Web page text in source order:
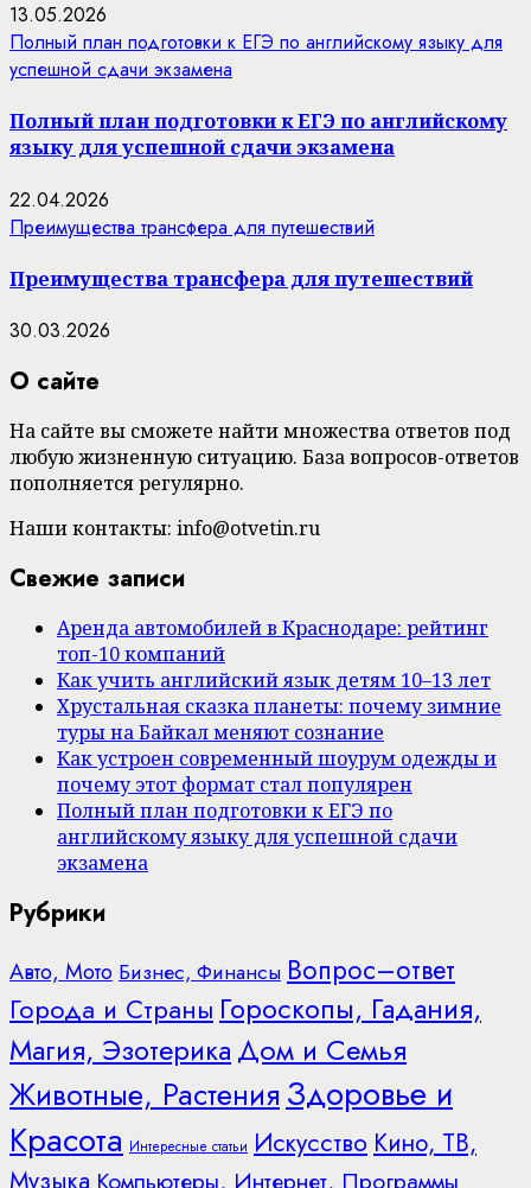
13.05.2026
Полный план подготовки к ЕГЭ по английскому языку для
успешной сдачи экзамена
Полный план подготовки к ЕГЭ по английскому
языку для успешной сдачи экзамена
22.04.2026
Преимущества трансфера для путешествий
Преимущества трансфера для путешествий
30.03.2026
О сайте
На сайте вы сможете найти множества ответов под
любую жизненную ситуацию. База вопросов-ответов
пополняется регулярно.
Наши контакты: info@otvetin.ru
Свежие записи
Аренда автомобилей в Краснодаре: рейтинг
топ-10 компаний
Как учить английский язык детям 10–13 лет
Хрустальная сказка планеты: почему зимние
туры на Байкал меняют сознание
Как устроен современный шоурум одежды и
почему этот формат стал популярен
Полный план подготовки к ЕГЭ по
английскому языку для успешной сдачи
экзамена
Рубрики
Авто, Мото Бизнес, Финансы Вопрос–ответ
Города и Страны Гороскопы, Гадания,
Магия, Эзотерика Дом и Семья
Животные, Растения Здоровье и
Красота Интересные статьи Искусство Кино, ТВ,
Музыка Компьютеры, Интернет, Программы